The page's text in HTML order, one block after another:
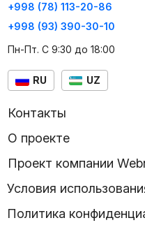
+998 (78) 113-20-86
+998 (93) 390-30-10
Пн-Пт. С 9:30 до 18:00
RU UZ
Контакты
О проекте
Проект компании
Условия
Политика